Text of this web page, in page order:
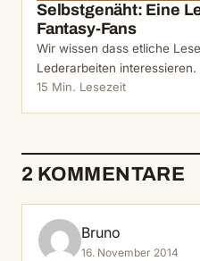
Selbstgenäht: Eine
Fantasy-Fans
Wir wissen dass etliche
Lederarbeiten
15 Min. Lesezeit
2 KOMMENTARE
Bruno
16. November 2014